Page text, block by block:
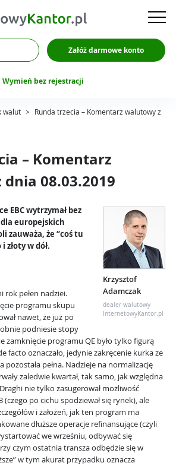
Załóż darmowe konto
Wymień bez rejestracji
walut > Runda trzecia – Komentarz walutowy z
– Komentarz
08.03.2019
Krzysztof
Adamczak
dealer walutowy
InternetowyKantor.pl
EBC wytrzymał bez
europejskich
zauważa, że “coś tu
złoty w dół.
rok pełen nadziei.
programu skupu
nawet, że już po
podniesie stopy
zamknięcie programu QE było tylko figurą
facto oznaczało, jedynie zakręcenie kurka ze
pozostała pełna. Nadzieje na normalizację
zaledwie kwartał, tak samo, jak względna
nie tylko zasugerował możliwość
(czego po cichu spodziewał się rynek), ale
i założeń, jak ten program ma
dłuższe operacje refinansujące (czyli
we wrześniu, odbywać się
czym ostatnia transza odbędzie się w
w tym akurat przypadku oznacza